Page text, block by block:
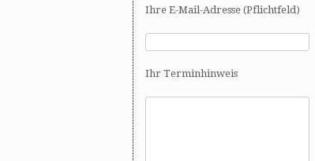
Ihre E-Mail-Adresse (Pflichtfeld)
Ihr Terminhinweis